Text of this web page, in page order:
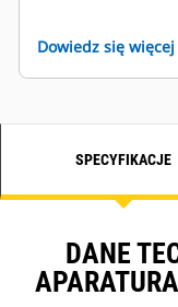
Wybór trybu
Możliwość
Ustawienia i
Test pracy
Alarm zgodny z
Ekran
prędkości
Dowiedz się więcej
SPECYFIKACJE
DANE